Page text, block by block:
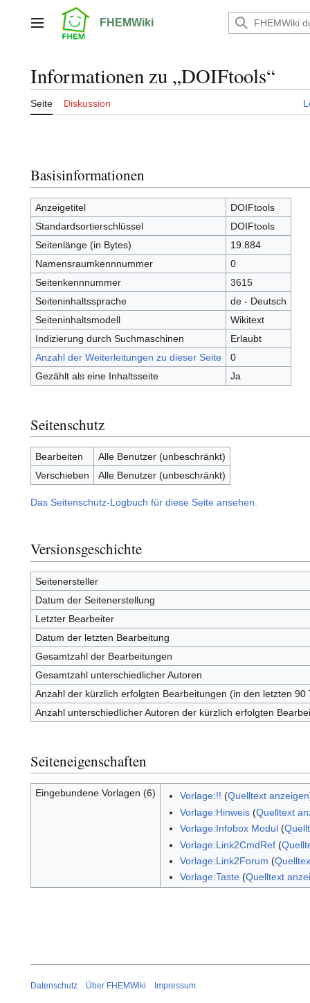
springenHauptmenü FHEMWiki
Informationen zu „DOIFtools“
Seite Diskussion
Basisinformationen
Anzeigetitel
DOIFtools
Standardsortierschlüssel
DOIFtools
Seitenlänge (in Bytes)
19.884
Namensraumkennnummer
0
Seitenkennnummer
3615
Seiteninhaltssprache
de - Deutsch
Seiteninhaltsmodell
Wikitext
Indizierung durch Suchmaschinen
Erlaubt
Anzahl der Weiterleitungen zu dieser Seite
0
Gezählt als eine Inhaltsseite
Ja
Seitenschutz
Bearbeiten
Alle Benutzer (unbeschränkt)
Verschieben
Alle Benutzer (unbeschränkt)
Das Seitenschutz-Logbuch für diese Seite ansehen.
Versionsgeschichte
Seitenersteller
Datum der Seitenerstellung
Letzter Bearbeiter
Datum der letzten Bearbeitung
Gesamtzahl der Bearbeitungen
Gesamtzahl unterschiedlicher Autoren
Anzahl der kürzlich erfolgten Bearbeitungen (in den letzten 90
Anzahl unterschiedlicher Autoren der kürzlich erfolgten
Seiteneigenschaften
Eingebundene Vorlagen (6) Vorlage:!! (Quelltext anzeigen
Vorlage:Hinweis(Quelltext
Vorlage:Infobox Modul(
Vorlage:Link2CmdRef(
Vorlage:Link2Forum (
Vorlage:Taste(Quelltext
Datenschutz Über FHEMWiki Impressum